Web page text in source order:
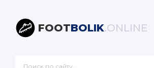
FOOTBOLIK.ONLINE